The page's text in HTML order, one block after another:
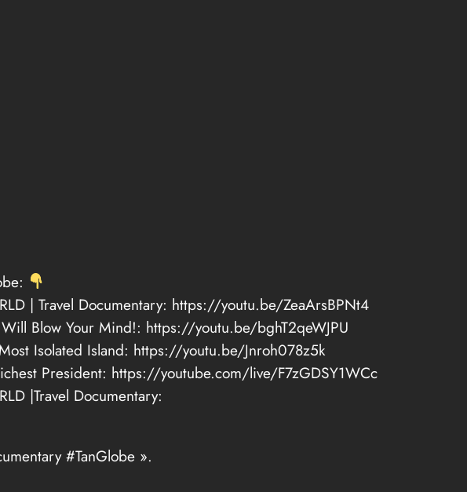
| Travel Documentary: https://youtu.be/ZeaArsBPNt4
Blow Your Mind!: https://youtu.be/bghT2qeWJPU
Isolated Island: https://youtu.be/Jnroh078z5k
President: https://youtube.com/live/F7zGDSY1WCc
|Travel Documentary:
#TanGlobe ».